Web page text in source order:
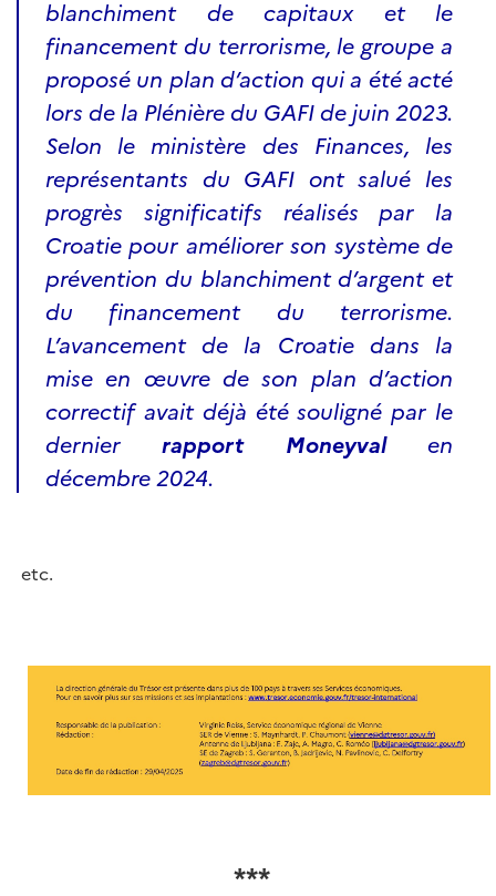
blanchiment de capitaux et le
financement du terrorisme, le groupe a
proposé un plan d’action qui a été acté
lors de la Plénière du GAFI de juin 2023.
Selon le ministère des Finances, les
représentants du GAFI ont salué les
progrès significatifs réalisés par la
Croatie pour améliorer son système de
prévention du blanchiment d’argent et
du financement du terrorisme.
L’avancement de la Croatie dans la
mise en œuvre de son plan d’action
correctif avait déjà été souligné par le
dernierrapport Moneyvalen
décembre 2024.
etc.
***